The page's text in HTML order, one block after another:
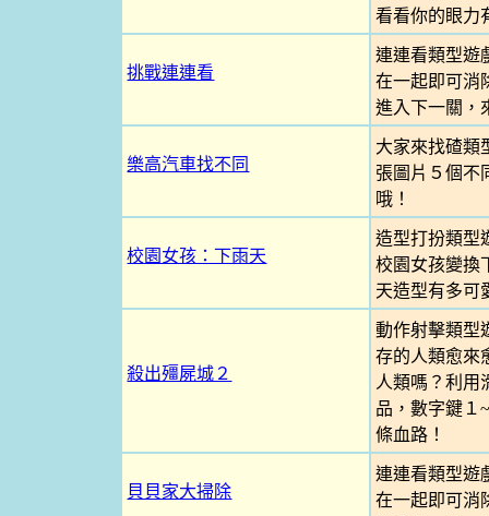
看看你的眼力
挑戰連連看
連連看類型遊
在一起即可消
進入下一關，
樂高汽車找不同
大家來找碴類
張圖片５個不
哦！
校園女孩：下雨天
造型打扮類型
校園女孩變換
天造型有多可
殺出殭屍城２
動作射擊類型
存的人類愈來
人類嗎？利用
品，數字鍵１
條血路！
貝貝家大掃除
連連看類型遊
在一起即可消